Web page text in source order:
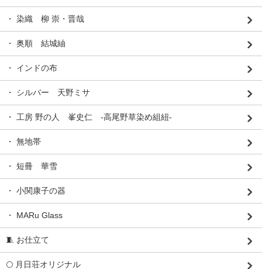
・ 染織 柳 崇・晋哉
・ 奥順 結城紬
・ インドの布
・ シルバー 天野ミサ
・ 工房 野の人 峯史仁 -高尾野草染め組紐-
・ 無地帯
・ 短冊 華雪
・ 小関康子の器
・ MARu Glass
🧵 お仕立て
🌕 月日荘オリジナル